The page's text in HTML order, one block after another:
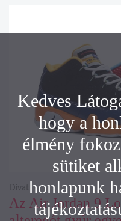
Az Air Jordan 9
Divat
Kedves
hogy a
élmény
sütiket
honlapunk